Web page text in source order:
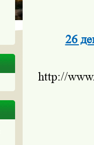
26
http://